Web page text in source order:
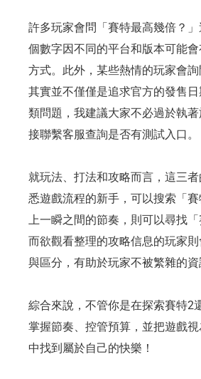
許多玩家會問「賽特最高幾倍？
個數字因不同的平台和版本可能
方式。此外，某些熱情的玩家會
其實並不僅僅是追求官方的發售
類問題，我建議大家不必過於執
接聯繫客服查詢是否有測試入口。
就玩法、打法和攻略而言，這三
悉遊戲流程的新手，可以搜索「
上一瞬之間的節奏，則可以尋找
而欲觀看整理的攻略信息的玩家
與區分，有助於玩家不被繁雜的
綜合來說，不管你是在探索賽特2
掌握節奏、控管預算，並把遊戲
中找到屬於自己的快樂！